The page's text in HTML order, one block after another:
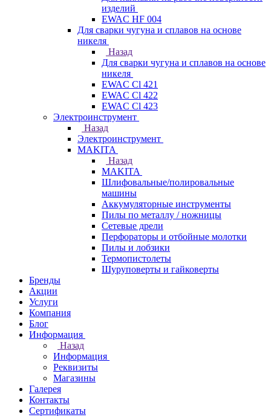
изделий
EWAC HF 004
Для сварки чугуна и сплавов на основе
никеля
Назад
Для сварки чугуна и сплавов на основе
никеля
EWAC Cl 421
EWAC Cl 422
EWAC Cl 423
Электроинструмент
Назад
Электроинструмент
МAKITA
Назад
МAKITA
Шлифовальные/полировальные
машины
Аккумуляторные инструменты
Пилы по металлу / ножницы
Сетевые дрели
Перфораторы и отбойные молотки
Пилы и лобзики
Термопистолеты
Шуруповерты и гайковерты
Бренды
Акции
Услуги
Компания
Блог
Информация
Назад
Информация
Реквизиты
Магазины
Галерея
Контакты
Сертификаты